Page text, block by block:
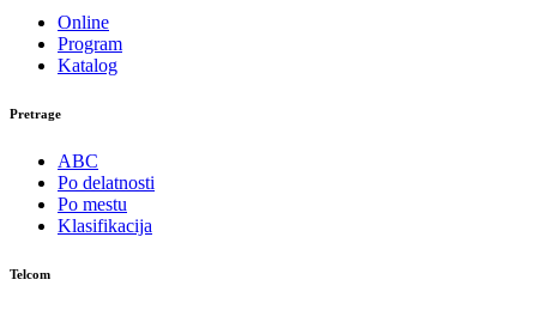
Online
Program
Katalog
Pretrage
ABC
Po delatnosti
Po mestu
Klasifikacija
Telcom